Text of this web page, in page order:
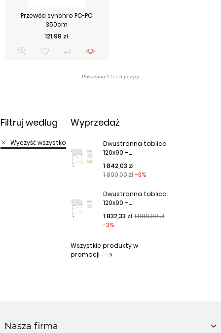
Przewód synchro PC-PC
350cm
Cena
121,98 zł
Filtruj według
Wyczyść wszystko
Wyprzedaż
Dwustronna tablica
120x90 +...
Cena podstawowa
1 899,00 zł -3%
Cena
1 842,03 zł
Dwustronna tablica
120x90 +...
Cena podstawowa
1 889,00 zł
-3%
Cena
1 832,33 zł
Wszystkie produkty w
promocji
Nasza firma